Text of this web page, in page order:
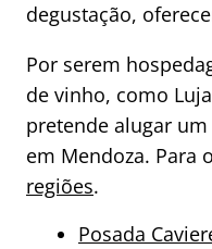
degustação,
Por serem
de vinho, como
pretende alugar
em Mendoza. Para
regiões.
Posada